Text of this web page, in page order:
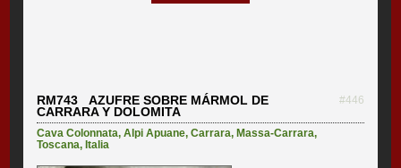
RM743 AZUFRE SOBRE MÁRMOL DE
CARRARA Y DOLOMITA
#446
Cava Colonnata,Alpi Apuane,Carrara,Massa-Carrara,
Toscana,Italia